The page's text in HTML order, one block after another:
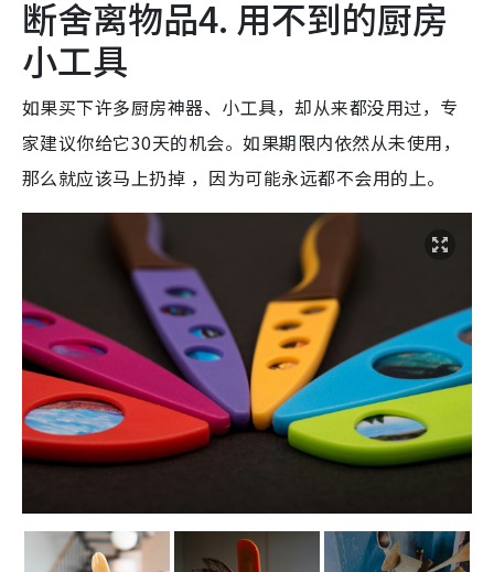
断舍离物品4. 用不到的厨房
小工具
如果买下许多厨房神器、小工具，却从来都没用过，专
家建议你给它30天的机会。如果期限内依然从未使用，
那么就应该马上扔掉 ，因为可能永远都不会用的上。